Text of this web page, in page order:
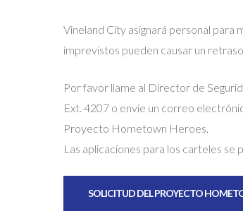
Vineland City asignará personal para
imprevistos pueden causar un
Por favor llame al Director de
Ext. 4207 o envíe un correo
Proyecto Hometown Heroes.
Las aplicaciones para los carteles se
SOLICITUD DEL PROYECTO